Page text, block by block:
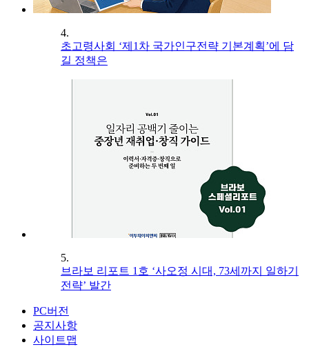
4.
초고령사회 ‘제1차 국가인구전략 기본계획’에 담
길 정책은
5.
브라보 리포트 1호 ‘사오정 시대, 73세까지 일하기
전략’ 발간
PC버전
공지사항
사이트맵